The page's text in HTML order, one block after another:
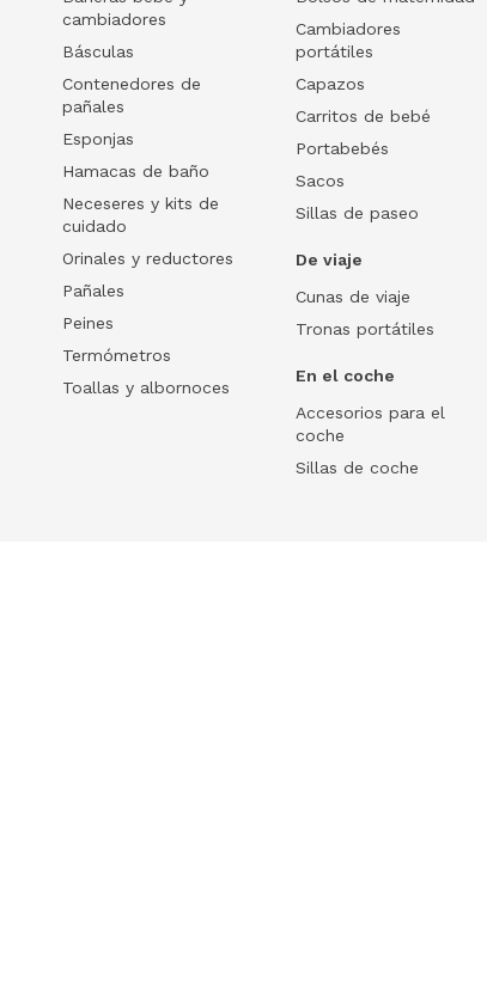
cambiadores
Básculas
Contenedores de
pañales
Esponjas
Hamacas de baño
Neceseres y kits de
cuidado
Orinales y reductores
Pañales
Peines
Termómetros
Toallas y albornoces
Cambiadores
portátiles
Capazos
Carritos de bebé
Portabebés
Sacos
Sillas de paseo
De viaje
Cunas de viaje
Tronas portátiles
En el coche
Accesorios para el
coche
Sillas de coche